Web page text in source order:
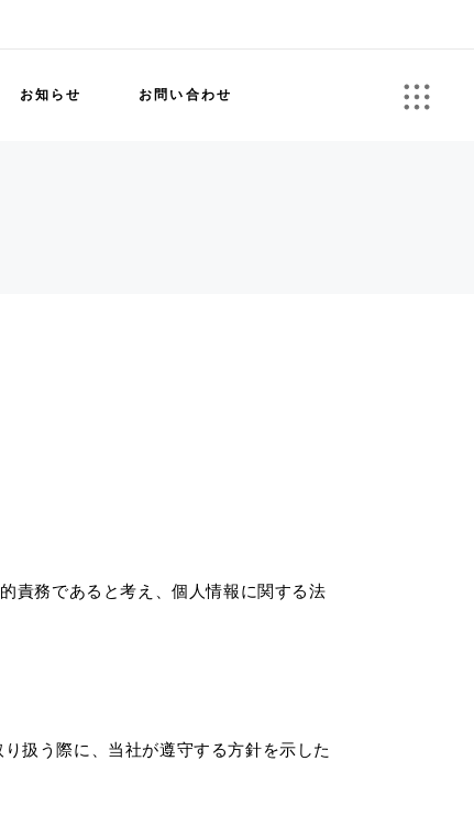
お知らせ お問い合わせ
責務であると考え、個人情報に関する法
扱う際に、当社が遵守する方針を示した